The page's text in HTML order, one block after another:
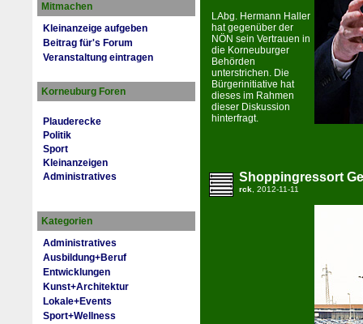
Mitmachen
Kleinanzeige aufgeben
Beitrag für's Forum
Veranstaltung eintragen
Korneuburg Foren
Plauderecke
Politik
Sport
Kleinanzeigen
Administratives
Kategorien
Administratives
Ausbildung+Beruf
Entwicklungen
Kunst+Architektur
Lokale+Events
Sport+Wellness
LAbg. Hermann Haller
hat gegenüber der
NÖN sein Vertrauen in
die Korneuburger
Behörden
unterstrichen. Die
Bürgerinitiative hat
dieses im Rahmen
dieser Diskussion
hinterfragt.
Shoppingressort
rck , 2012-11-11